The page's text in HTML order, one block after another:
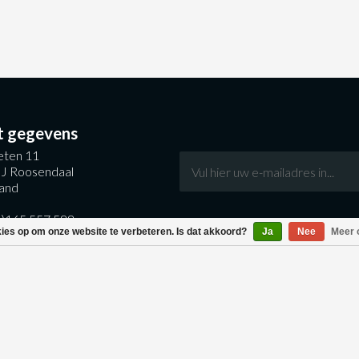
op om onze website te verbeteren. Is dat akkoord? Ja Nee Meer
gegevens
11
Roosendaal
557 588